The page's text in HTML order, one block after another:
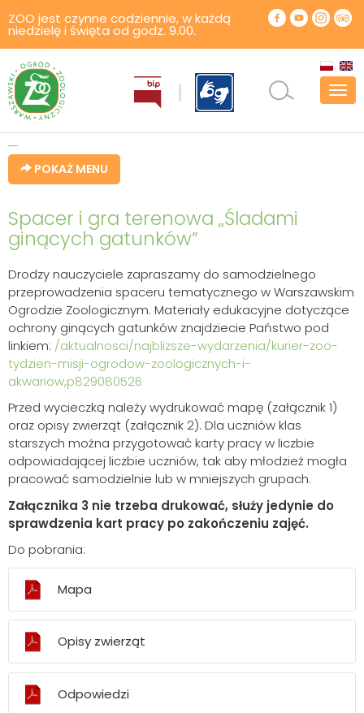
ZOO jest czynne codziennie, w każdą
niedzielę i święta od godz. 9.00.
POKAŻ MENU
Spacer i gra terenowa „Śladami
ginących gatunków”
Drodzy nauczyciele zapraszamy do samodzielnego
przeprowadzenia spaceru tematycznego w Warszawskim
Ogrodzie Zoologicznym. Materiały edukacyjne dotyczące
ochrony ginących gatunków znajdziecie Państwo pod
linkiem: /aktualnosci/najblizsze-wydarzenia/kurier-zoo-
tydzien-misji-ogrodow-zoologicznych-i-
akwariow,p829080526
Przed wycieczką należy wydrukować mapę (załącznik 1)
oraz opisy zwierząt (załącznik 2). Dla uczniów klas
starszych można przygotować karty pracy w liczbie
odpowiadającej liczbie uczniów, tak aby młodzież mogła
pracować samodzielnie lub w mniejszych grupach.
Załącznika 3 nie trzeba drukować, służy jedynie do
sprawdzenia kart pracy po zakończeniu zajęć.
Do pobrania:
Mapa
Opisy zwierząt
Odpowiedzi